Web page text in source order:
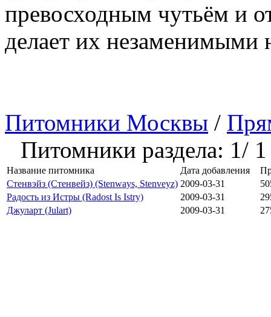
превосходным чутьём и
делает их незаменимыми
Питомники Москвы /
Питомники раздела: 1/
Название питомника Дата добавления
Стенвэйз (Стенвейз) (Stenways, Stenveyz) 2009-03-31
Радость из Истры (Radost Is Istry)
2009-03-31
Джуларт (Julart)
2009-03-31